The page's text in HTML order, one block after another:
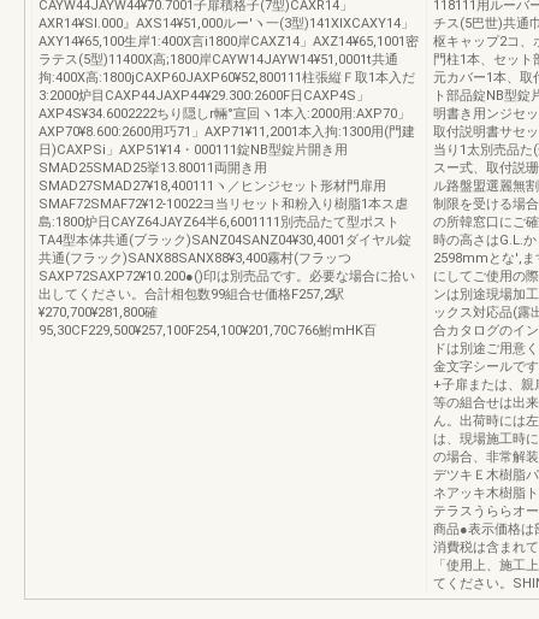
CAYW44JAYW44¥70.7001子扉積格子(7型)CAXR14」
AXR14¥Sl.000』AXS14¥51,000ルー′ヽ一(3型)141XIXCAXY14」
AXY14¥65,100生岸1:400X言i1800岸CAXZ14」AXZ14¥65,1001密
ラテス(5型)11400X高;1800岸CAYW14JAYW14¥51,0001t共通
拘:400X高:1800jCAXP60JAXP60¥52,800111柱張縦Ｆ取1本入だ
3:2000炉目CAXP44JAXP44¥29.300:2600F日CAXP4S」
AXP4S¥34.6002222ちり隠しr輛°宣回ヽ1本入:2000用:AXP70」
AXP70¥8.600:2600用巧71」AXP71¥11,2001本入拘:1300用(門建
日)CAXPSi」AXP51¥14・000111錠NB型錠片開き用
SMAD25SMAD25挙13.80011両開き用
SMAD27SMAD27¥18,400111ヽ／ヒンジセット形材門扉用
SMAF72SMAF72¥12‐10022ヨ当リセット和粉入り樹脂1本ス虐
島:1800炉日CAYZ64JAYZ64半6,6001111別売品たて型ポスト
TA4型本体共通(ブラック)SANZ04SANZ04¥30,4001ダイヤル錠
共通(フラック)SANX88SANX88¥3,400霧村(フラッつ
SAXP72SAXP72¥10.200●()印は別売品です。必要な場合に拾い
出してください。合計相包数99組合せ価格F257,2駅
¥270,700¥281,800確
95,30CF229,500¥257,100F254,100¥201,70C766鮒mHK百
118111用ルーバ
チス(5巴世)共通
枢キャップ2コ、
門柱1本、セット
元カバー1本、取
ト部品錠NB型
明書き用ンジセ
取付説明書サセ
当り1太別売品た
スー式、取付説
ル路盤盟選麗無
制限を受ける場
の所韓窓口にご
時の高さはG.L.
2598mmとな',ま
にしてご使用の
ンは別途現場加
ックス対応品(露
合カタログのイ
ドは別途ご用意
金文字シールで
+子扉または、親
等の組合せは出
ん。出荷時には
は、現場施工時
の場合、非常解
デツキＥ木樹脂
ネアッキ木樹脂
テラスうららオ
商品●表示価格は
消費税は含まれ
「使用上、施工
てください。